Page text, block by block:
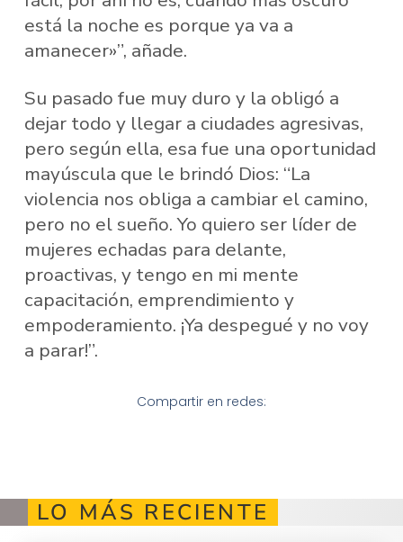
está la noche es porque ya va a
amanecer»”, añade.
Su pasado fue muy duro y la obligó a
dejar todo y llegar a ciudades agresivas,
pero según ella, esa fue una oportunidad
mayúscula que le brindó Dios: “La
violencia nos obliga a cambiar el camino,
pero no el sueño. Yo quiero ser líder de
mujeres echadas para delante,
proactivas, y tengo en mi mente
capacitación, emprendimiento y
empoderamiento. ¡Ya despegué y no voy
a parar!”.
Compartir en redes:
LO MÁS RECIENTE